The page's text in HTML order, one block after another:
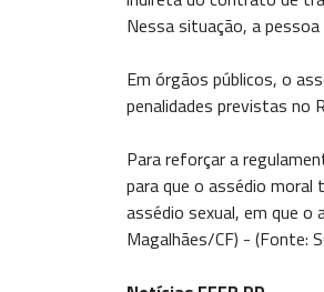
Nessa situação, a
Em órgãos públicos, o
penalidades previstas no
Para reforçar a
para que o assédio moral
assédio sexual, em que
Magalhães/CF) - (Fonte: